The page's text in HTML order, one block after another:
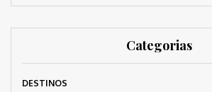
Categorias
DESTINOS